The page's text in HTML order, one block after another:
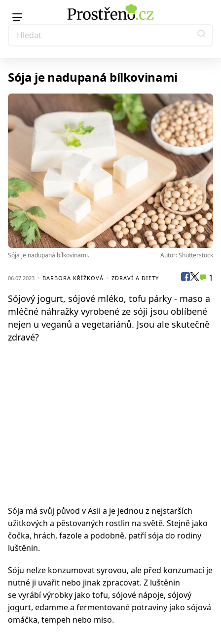
Sója je nadupaná bílkovinami
Sója je nadupaná bílkovinami. Autor: Shutterstock
06.07.2023 BARBORA KŘÍŽKOVÁ ZDRAVÍ A DIETY 1
Sójový jogurt, sójové mléko, tofu párky - maso a
mléčné náhražky vyrobené ze sóji jsou oblíbené
nejen u veganů a vegetariánů. Jsou ale skutečně
zdravé?
Sója má svůj původ v Asii a je jednou z nejstarších
užitkových a pěstovaných rostlin na světě. Stejně jako
čočka, hrách, fazole a podobně, patří sója do rodiny
luštěnin.
Sóju nelze konzumovat syrovou, ale před konzumací je
nutné ji uvařit nebo jinak zpracovat. Z luštěnin
se vyrábí výrobky jako tofu, sójové nápoje, sójový
jogurt, edamme a fermentované potraviny jako sójová
omáčka, tempeh nebo miso.